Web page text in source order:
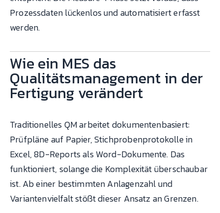
Prozessdaten lückenlos und automatisiert erfasst
werden.
Wie ein MES das
Qualitätsmanagement in der
Fertigung verändert
Traditionelles QM arbeitet dokumentenbasiert:
Prüfpläne auf Papier, Stichprobenprotokolle in
Excel, 8D-Reports als Word-Dokumente. Das
funktioniert, solange die Komplexität überschaubar
ist. Ab einer bestimmten Anlagenzahl und
Variantenvielfalt stößt dieser Ansatz an Grenzen.